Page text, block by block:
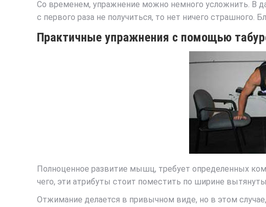
Со временем, упражнение можно немного усложнить. В
с первого раза не получиться, то нет ничего
Практичные упражнения с помощью
Полноценное развитие мышц, требует определенных
чего, эти атрибуты стоит поместить по ширине
Отжимание делается в привычном виде, но в этом